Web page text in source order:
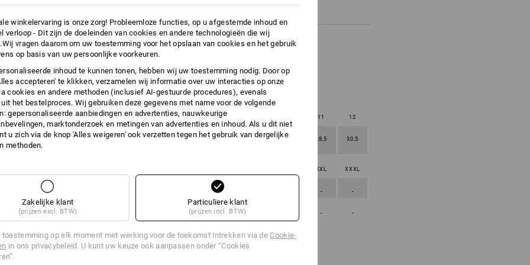
6 6,5 7 7,5 8 8,5 9 9,5 11 12
18 18,5 19,5 20,5 21 22 23 24,5 26 27 28,5 30,5
XXL XXXL
M - -
- - - - -
is een natuurproduct dat krimpt. In de was kan
mag de maat niet te klein worden gekozen.
winkelervaring is onze zorg! Probleemloze functies, op u afgestemde inhoud en
verloop - Dit zijn de doeleinden van cookies en andere technologieën die wij
vragen daarom om uw toestemming voor het opslaan van cookies en het gebruik
op basis van uw persoonlijke voorkeuren.
inhoud te kunnen tonen, hebben wij uw toestemming nodig. Door op
accepteren' te klikken, verzamelen wij informatie over uw interacties op onze
cookies en andere methoden (inclusief AI-gestuurde procedures), evenals
het bestelproces. Wij gebruiken deze gegevens met name voor de volgende
gepersonaliseerde aanbiedingen en advertenties, nauwkeurige
marktonderzoek en metingen van advertenties en inhoud. Als u dit niet
u zich via de knop 'Alles weigeren' ook verzetten tegen het gebruik van dergelijke
methoden.
Zakelijke klant
(prijzen excl. BTW)
Particuliere klant
(prijzen incl. BTW)
toestemming op elk moment met werking voor de toekomst intrekken via deCookie-
in ons privacybeleid. U kunt uw keuze ook aanpassen onder “Cookies